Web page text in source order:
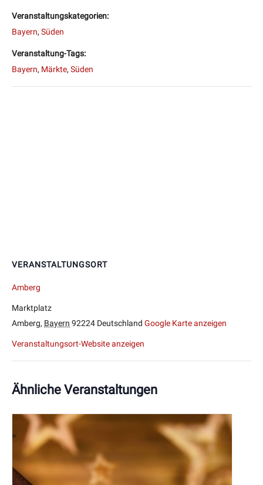
Veranstaltungskategorien:
Bayern, Süden
Veranstaltung-Tags:
Bayern, Märkte, Süden
VERANSTALTUNGSORT
Amberg
Marktplatz
Amberg, Bayern 92224 Deutschland Google Karte anzeigen
Veranstaltungsort-Website anzeigen
Ähnliche Veranstaltungen